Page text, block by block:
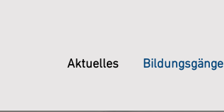
Aktuelles Bildungsgänge